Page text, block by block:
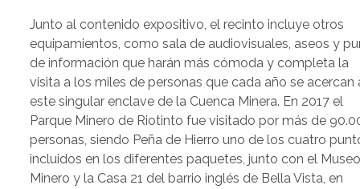
Junto al contenido expositivo, el recinto incluye otros
equipamientos, como sala de audiovisuales, aseos y
de información que harán más cómoda y completa la
visita a los miles de personas que cada año se acercan
este singular enclave de la Cuenca Minera. En 2017 el
Parque Minero de Riotinto fue visitado por más de
personas, siendo Peña de Hierro uno de los cuatro
incluidos en los diferentes paquetes, junto con el
Minero y la Casa 21 del barrio inglés de Bella Vista, en